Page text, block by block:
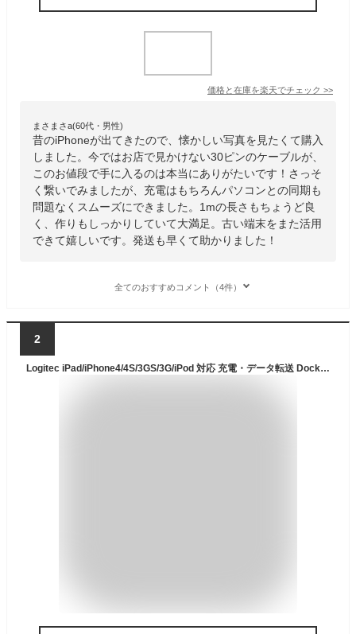
価格と在庫を楽天でチェック >>
まさまさa(60代・男性)
昔のiPhoneが出てきたので、懐かしい写真を見たくて購入
しました。今ではお店で見かけない30ピンのケーブルが、
このお値段で手に入るのは本当にありがたいです！さっそ
く繋いでみましたが、充電はもちろんパソコンとの同期も
問題なくスムーズにできました。1mの長さもちょうど良
く、作りもしっかりしていて大満足。古い端末をまた活用
できて嬉しいです。発送も早くて助かりました！
全てのおすすめコメント（4件）
2
Logitec iPad/iPhone4/4S/3GS/3G/iPod 対応 充電・データ転送 Dockケーブル 【Apple認証 Made for iPhone取得】 1.0m ホワイト LHC-UADO10WH